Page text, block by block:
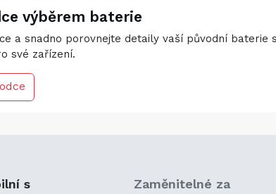
výběrem baterie
a snadno porovnejte detaily vaší původní
své zařízení.
s Zaměnitelné za